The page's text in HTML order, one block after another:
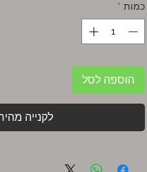
כמות *
הוספה לסל
לקנייה